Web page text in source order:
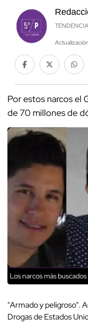
Por estos narcos el
de 70 millones de
Los narcos más
"Armado y peligroso".
Drogas de Estados